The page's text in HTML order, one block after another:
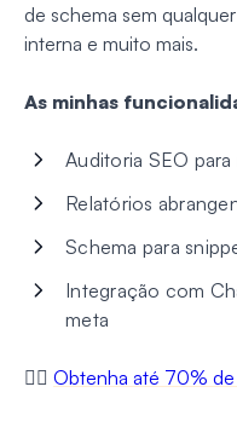
de schema sem
interna e muito mais.
As minhas
Auditoria SEO
Relatórios
Schema para
Integração com
meta
👉🏼 Obtenha até 70%